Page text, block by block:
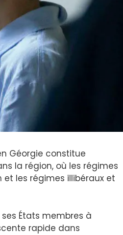
Géorgie constitue
la région, où les régimes
les régimes illibéraux et
États membres à
rapide dans